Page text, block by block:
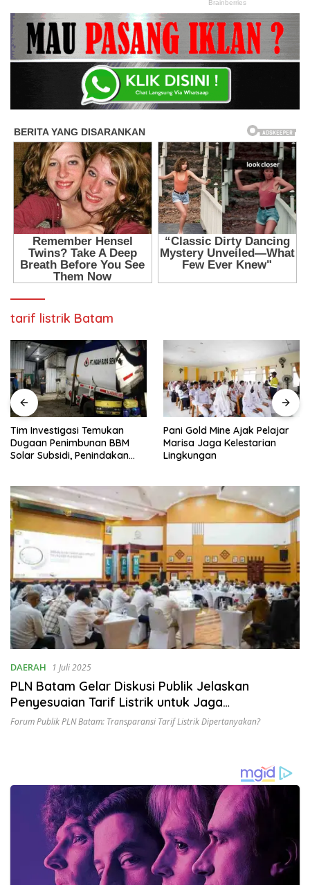
tarif listrik Batam
Tim Investigasi Temukan
Dugaan Penimbunan BBM
Solar Subsidi, Penindakan
Pani Gold Mine Ajak Pelajar
Marisa Jaga Kelestarian
Lingkungan
DAERAH 1 Juli 2025
PLN Batam Gelar Diskusi Publik Jelaskan
Penyesuaian Tarif Listrik untuk Jaga
Keberlangsungan Energi
Forum Publik PLN Batam: Transparansi Tarif Listrik Dipertanyakan?